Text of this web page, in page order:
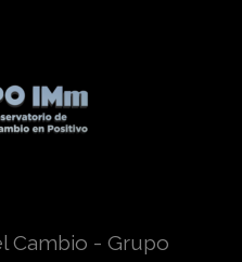
Cambio - Grupo